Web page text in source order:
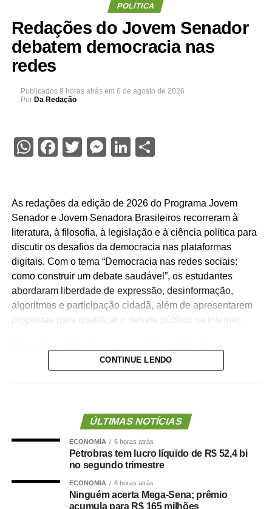
POLÍTICA
Redações do Jovem Senador
debatem democracia nas
redes
Publicados 9 horas atrás em 6 de agosto de 2026
Por Da Redação
WhatsApp
Facebook
Twitter
Messenger
LinkedIn
Share
As redações da edição de 2026 do Programa Jovem
Senador e Jovem Senadora Brasileiros recorreram à
literatura, à filosofia, à legislação e à ciência política para
discutir os desafios da democracia nas plataformas
digitais. Com o tema “Democracia nas redes sociais:
como construir um debate saudável”, os estudantes
abordaram liberdade de expressão, desinformação,
algoritmos e participação cidadã, além de apresentarem
propostas para qualificar o debate público na internet.
concurso estimulou estudantes e escolas a refletirem
— Em um ano de eleições gerais, a expressiva
participação dos estudantes demonstra o interesse das
novas gerações em refletir sobre o fortalecimento da
democracia e a construção de um ambiente digital mais
Uma das redações selecionadas foi a de Yasmin da Silva
CONTINUE LENDO
ÚLTIMAS NOTÍCIAS
ECONOMIA 6 horas atrás
Petrobras tem lucro líquido de R$ 52,4 bi
no segundo trimestre
ECONOMIA 6 horas atrás
Ninguém acerta Mega-Sena; prêmio
acumula para R$ 165 milhões